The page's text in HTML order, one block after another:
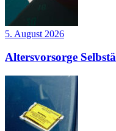
5. August 2026
Altersvorsorge